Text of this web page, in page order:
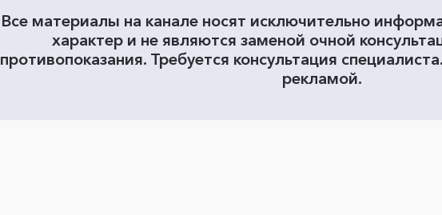
Все материалы на канале носят исключительно
характер и не являются заменой очной
противопоказания. Требуется консультация
рекламой.